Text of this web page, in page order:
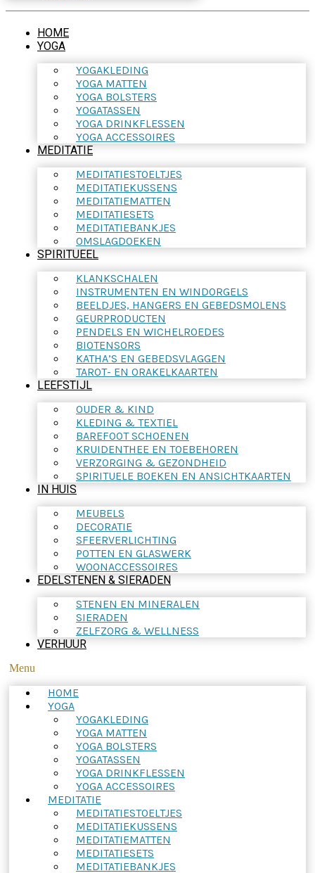
HOME
YOGA
YOGAKLEDING
YOGA MATTEN
YOGA BOLSTERS
YOGATASSEN
YOGA DRINKFLESSEN
YOGA ACCESSOIRES
MEDITATIE
MEDITATIESTOELTJES
MEDITATIEKUSSENS
MEDITATIEMATTEN
MEDITATIESETS
MEDITATIEBANKJES
OMSLAGDOEKEN
SPIRITUEEL
KLANKSCHALEN
INSTRUMENTEN EN WINDORGELS
BEELDJES, HANGERS EN GEBEDSMOLENS
GEURPRODUCTEN
PENDELS EN WICHELROEDES
BIOTENSORS
KATHA’S EN GEBEDSVLAGGEN
TAROT- EN ORAKELKAARTEN
LEEFSTIJL
OUDER & KIND
KLEDING & TEXTIEL
BAREFOOT SCHOENEN
KRUIDENTHEE EN TOEBEHOREN
VERZORGING & GEZONDHEID
SPIRITUELE BOEKEN EN ANSICHTKAARTEN
IN HUIS
MEUBELS
DECORATIE
SFEERVERLICHTING
POTTEN EN GLASWERK
WOONACCESSOIRES
EDELSTENEN & SIERADEN
STENEN EN MINERALEN
SIERADEN
ZELFZORG & WELLNESS
VERHUUR
Menu
HOME
YOGA
YOGAKLEDING
YOGA MATTEN
YOGA BOLSTERS
YOGATASSEN
YOGA DRINKFLESSEN
YOGA ACCESSOIRES
MEDITATIE
MEDITATIESTOELTJES
MEDITATIEKUSSENS
MEDITATIEMATTEN
MEDITATIESETS
MEDITATIEBANKJES